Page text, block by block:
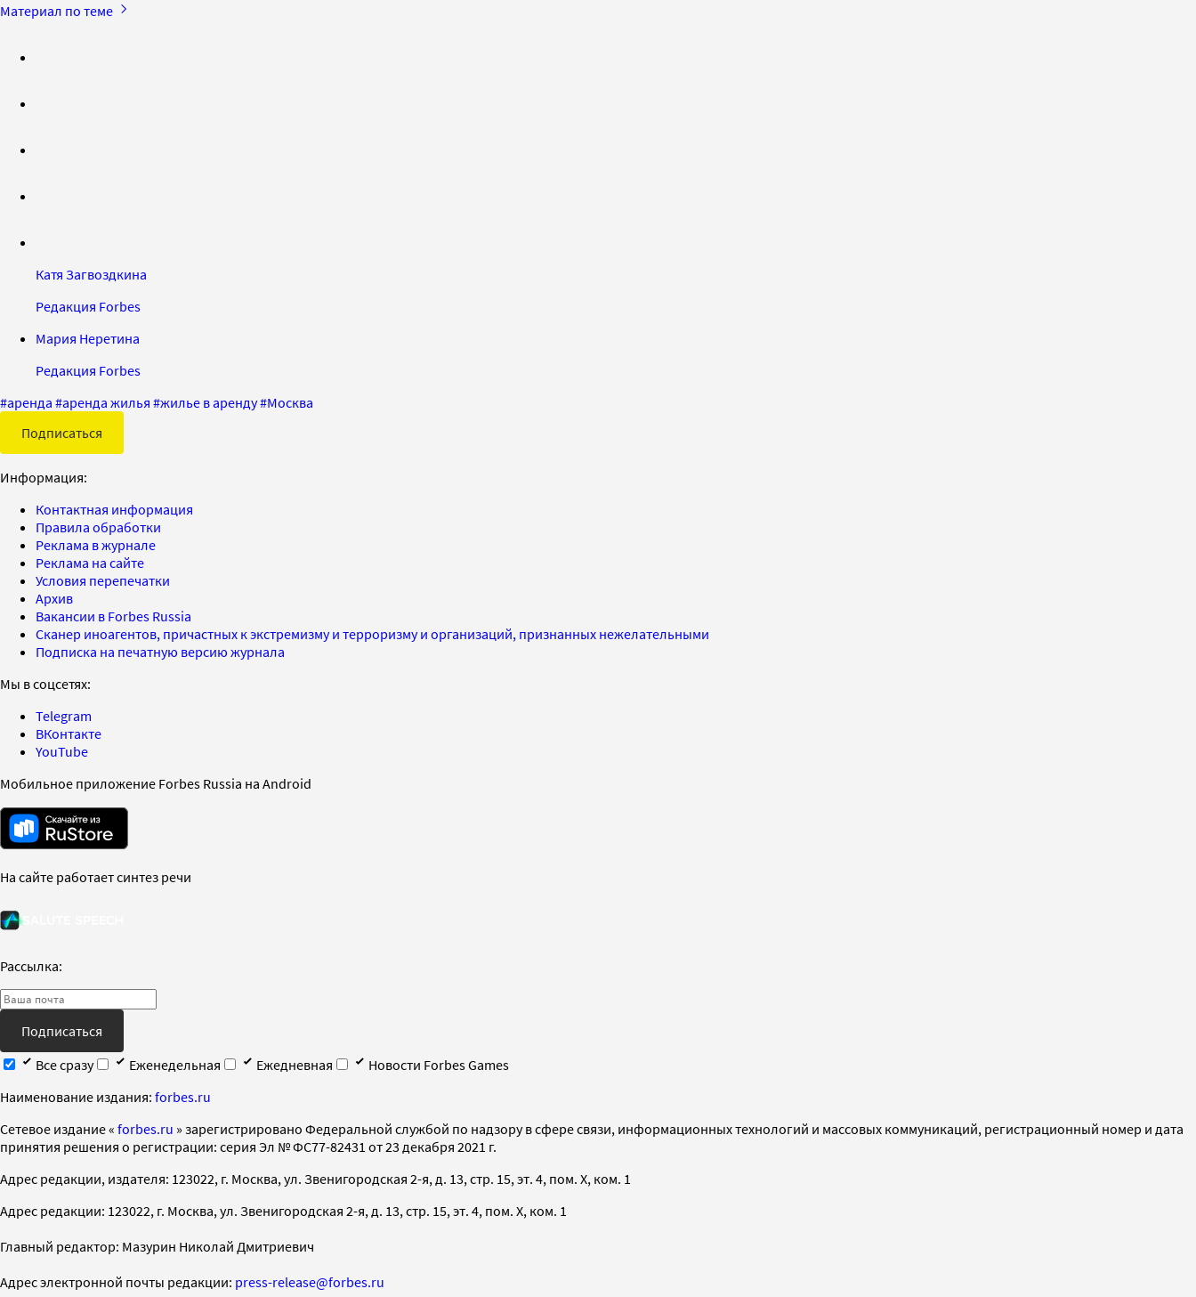
Материал по теме
Катя Загвоздкина
Редакция Forbes
Мария Неретина
Редакция Forbes
#аренда #аренда жилья #жилье в аренду#Москва
Подписаться
Информация:
Контактная информация
Правила обработки
Реклама в журнале
Реклама на сайте
Условия перепечатки
Архив
Вакансии в Forbes Russia
Сканер иноагентов, причастных к экстремизму и терроризму и организаций, признанных нежелательными
Подписка на печатную версию журнала
Мы в соцсетях:
Telegram
ВКонтакте
YouTube
Мобильное приложение Forbes Russia на Android
На сайте работает синтез речи
Рассылка:
Подписаться
Все сразу
Еженедельная Ежедневная
Новости Forbes Games
Наименование издания: forbes.ru
Cетевое издание « forbes.ru » зарегистрировано Федеральной службой по надзору в сфере связи, информационных технологий и массовых коммуникаций, регистрационный номер и дата
принятия решения о регистрации: серия Эл № ФС77-82431 от 23 декабря 2021 г.
Адрес редакции, издателя: 123022, г. Москва, ул. Звенигородская 2-я, д. 13, стр. 15, эт. 4, пом. X, ком. 1
Адрес редакции: 123022, г. Москва, ул. Звенигородская 2-я, д. 13, стр. 15, эт. 4, пом. X, ком. 1
Главный редактор: Мазурин Николай Дмитриевич
Адрес электронной почты редакции: press-release@forbes.ru